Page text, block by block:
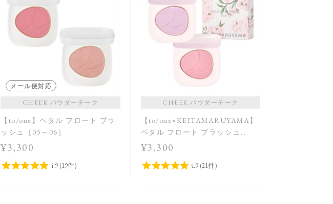
メール便対応
CHEEK パウダーチーク
【to/one】ペタル フロート ブラ
ッシュ［05～06］
¥3,300
CHEEK パウダーチーク
【to/one×KEITAMARUYAMA】
ペタル フロート ブラッシュ
［EX12,EX13］＜限定品＞
¥3,300